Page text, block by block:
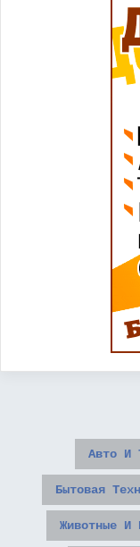
Авто И
Бытовая
Животные И